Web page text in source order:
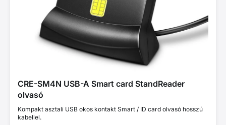
CRE-SM4N USB-A Smart card StandReader
olvasó
Kompakt asztali USB okos kontakt Smart / ID card olvasó hosszú
kabellel.